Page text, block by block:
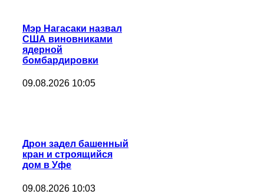
Мэр Нагасаки назвал
США виновниками
ядерной
бомбардировки
09.08.2026 10:05
Дрон задел башенный
кран и строящийся
дом в Уфе
09.08.2026 10:03